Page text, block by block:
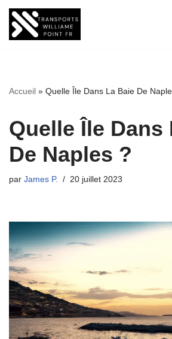
Aller
Accueil » Quelle Île Dans La Baie De
Quelle Île Dans
De Naples ?
par James P. 20 juillet 2023